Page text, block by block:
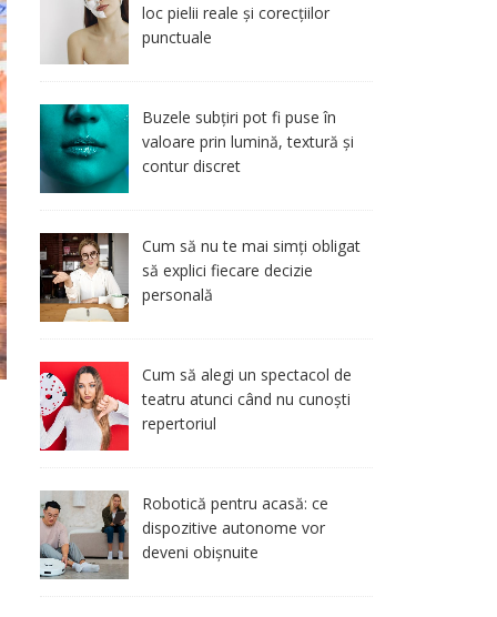
loc pielii reale și corecțiilor
punctuale
Buzele subțiri pot fi puse în
valoare prin lumină, textură și
contur discret
Cum să nu te mai simți obligat
să explici fiecare decizie
personală
Cum să alegi un spectacol de
teatru atunci când nu cunoști
repertoriul
Robotică pentru acasă: ce
dispozitive autonome vor
deveni obișnuite